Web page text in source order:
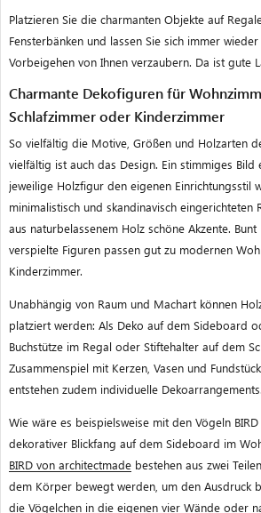
Platzieren Sie die charmanten Objekte auf
Fensterbänken und lassen Sie sich immer
Vorbeigehen von Ihnen verzaubern. Da ist gute
Charmante Dekofiguren für
Schlafzimmer oder Kinderzimmer
So vielfältig die Motive, Größen und Holzarten
vielfältig ist auch das Design. Ein stimmiges Bild
jeweilige Holzfigur den eigenen Einrichtungsstil
minimalistisch und skandinavisch eingerichteten
aus naturbelassenem Holz schöne Akzente.
verspielte Figuren passen gut zu modernen
Kinderzimmer.
Unabhängig von Raum und Machart können
platziert werden: Als Deko auf dem Sideboard
Buchstütze im Regal oder Stiftehalter auf dem
Zusammenspiel mit Kerzen, Vasen und
entstehen zudem individuelle
Wie wäre es beispielsweise mit den Vögeln
dekorativer Blickfang auf dem Sideboard im
BIRD von architectmade bestehen aus zwei
dem Körper bewegt werden, um den Ausdruck
die Vögelchen in die eigenen vier Wände oder